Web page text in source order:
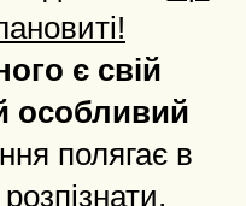
є свій
особливий
полягає в
розпізнати,